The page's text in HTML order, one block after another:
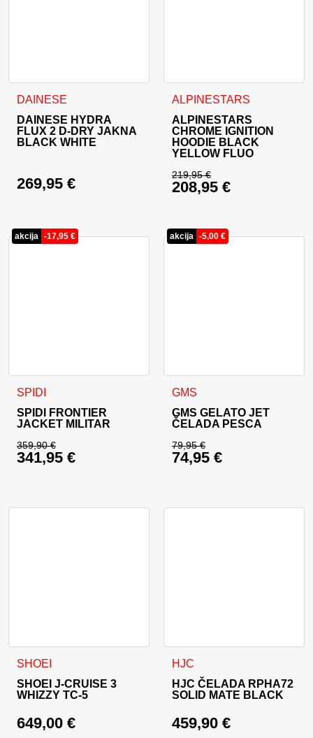
DAINESE
DAINESE HYDRA
FLUX 2 D-DRY JAKNA
BLACK WHITE
269,95 €
Ta izdelek ima več različic. Možnosti lahko izberete na
ALPINESTARS
ALPINESTARS
CHROME IGNITION
HOODIE BLACK
YELLOW FLUO
219,95€
Izvirna cena je bila:
208,95 €
Ta izdelek ima več različic.
akcija -17,95 €
SPIDI
SPIDI FRONTIER
JACKET MILITAR
359,90€
Izvirna cena je bila: 359,90 €.
341,95 €
Ta izdelek ima več različic. Možnosti lahko izberete na
akcija -5,00 €
GMS
GMS GELATO JET
ČELADA PESCA
79,95€
Izvirna cena je bila:
74,95 €
Ta izdelek ima več različic.
SHOEI
SHOEI J-CRUISE 3
WHIZZY TC-5
649,00 €
Ta izdelek ima več različic. Možnosti lahko izberete na
HJC
HJC ČELADA RPHA72
SOLID MATE BLACK
459,90 €
Ta izdelek ima več različic.